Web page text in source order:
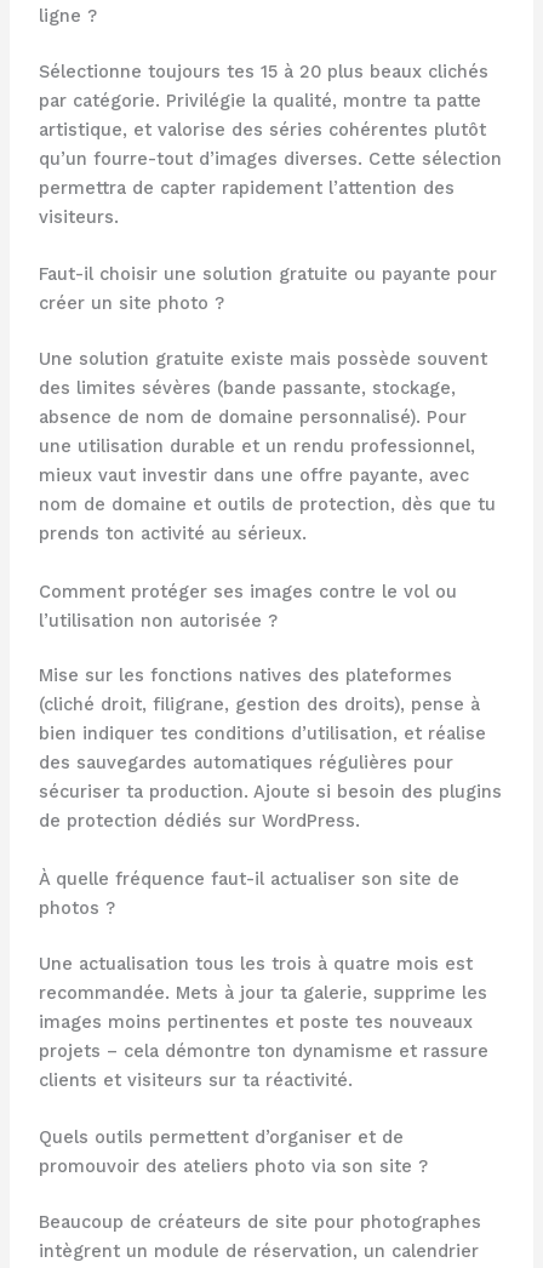
ligne ?
Sélectionne toujours tes 15 à 20 plus beaux clichés
par catégorie. Privilégie la qualité, montre ta patte
artistique, et valorise des séries cohérentes plutôt
qu’un fourre-tout d’images diverses. Cette sélection
permettra de capter rapidement l’attention des
visiteurs.
Faut-il choisir une solution gratuite ou payante pour
créer un site photo ?
Une solution gratuite existe mais possède souvent
des limites sévères (bande passante, stockage,
absence de nom de domaine personnalisé). Pour
une utilisation durable et un rendu professionnel,
mieux vaut investir dans une offre payante, avec
nom de domaine et outils de protection, dès que tu
prends ton activité au sérieux.
Comment protéger ses images contre le vol ou
l’utilisation non autorisée ?
Mise sur les fonctions natives des plateformes
(cliché droit, filigrane, gestion des droits), pense à
bien indiquer tes conditions d’utilisation, et réalise
des sauvegardes automatiques régulières pour
sécuriser ta production. Ajoute si besoin des plugins
de protection dédiés sur WordPress.
À quelle fréquence faut-il actualiser son site de
photos ?
Une actualisation tous les trois à quatre mois est
recommandée. Mets à jour ta galerie, supprime les
images moins pertinentes et poste tes nouveaux
projets – cela démontre ton dynamisme et rassure
clients et visiteurs sur ta réactivité.
Quels outils permettent d’organiser et de
promouvoir des ateliers photo via son site ?
Beaucoup de créateurs de site pour photographes
intègrent un module de réservation, un calendrier